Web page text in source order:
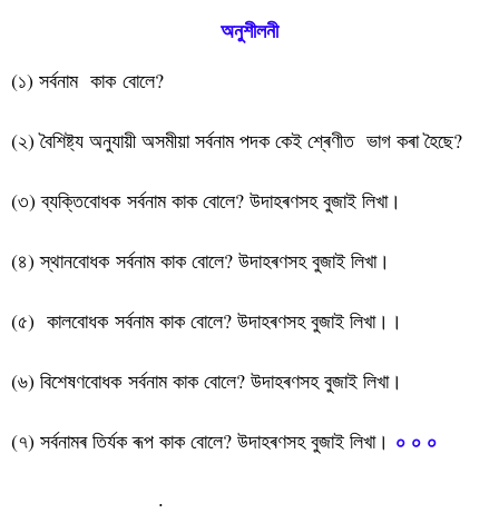
অনুশীলনী
(১) সৰ্বনাম কাক বোলে?
(২) বৈশিষ্ট্য অনুযায়ী অসমীয়া সৰ্বনাম পদক কেই শ্ৰেণীত ভাগ কৰা হৈছে?
(৩) ব্যক্তিবোধক সৰ্বনাম কাক বোলে? উদাহৰণসহ বুজাই লিখা।
(৪) স্থানবোধক সৰ্বনাম কাক বোলে? উদাহৰণসহ বুজাই লিখা।
(৫) কালবোধক সৰ্বনাম কাক বোলে? উদাহৰণসহ বুজাই লিখা।।
(৬) বিশেষণবোধক সৰ্বনাম কাক বোলে? উদাহৰণসহ বুজাই লিখা।
(৭) সৰ্বনামৰ তিৰ্যক ৰূপ কাক বোলে? উদাহৰণসহ বুজাই লিখা। ০ ০ ০
.